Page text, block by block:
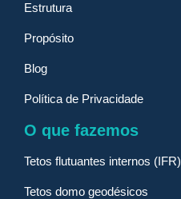
Estrutura
Propósito
Blog
Política de Privacidade
O que fazemos
Tetos flutuantes internos (IFR)
Tetos domo geodésicos